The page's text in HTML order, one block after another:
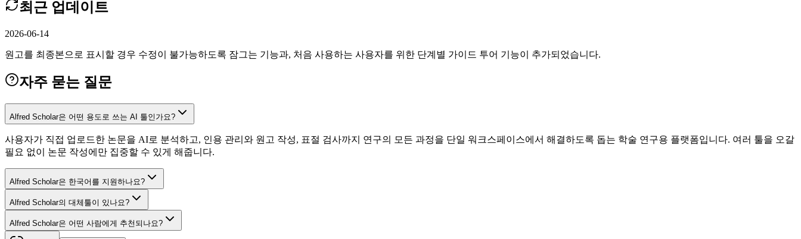
최근 업데이트
2026-06-14
원고를 최종본으로 표시할 경우 수정이 불가능하도록 잠그는 기능과, 처음 사용하는 사용자를 위한 단계별 가이드 투어 기능이 추가되었습니다.
자주 묻는 질문
Alfred Scholar은 어떤 용도로 쓰는 AI 툴인가요?
사용자가 직접 업로드한 논문을 AI로 분석하고, 인용 관리와 원고 작성, 표절 검사까지 연구의 모든 과정을 단일 워크스페이스에서 해결하도록 돕는 학술 연구용 플랫폼입니다. 여러 툴을 오갈
필요 없이 논문 작성에만 집중할 수 있게 해줍니다.
Alfred Scholar은 한국어를 지원하나요?
Alfred Scholar의 대체툴이 있나요?
Alfred Scholar은 어떤 사람에게 추천되나요?